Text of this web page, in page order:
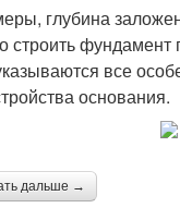
глубина
строить
все
основания.
дальше →